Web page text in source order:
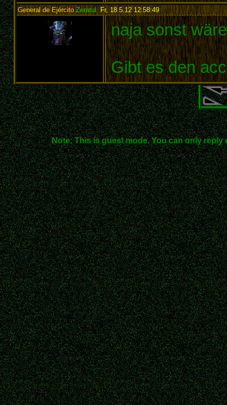
General de EjércitoZeratul, Fr, 18.5.12 12:58:49:
naja sonst
Gibt es den
Note: This is guest mode. You can only